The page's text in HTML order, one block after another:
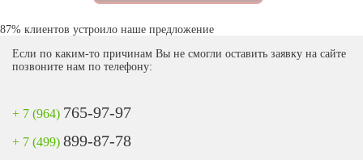
87% клиентов устроило наше предложение
Если по каким-то причинам Вы не смогли оставить заявку на сайте
позвоните нам по телефону:
+ 7 (964) 765-97-97
+ 7 (499) 899-87-78